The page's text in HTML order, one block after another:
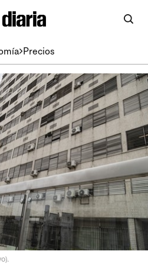
Precios